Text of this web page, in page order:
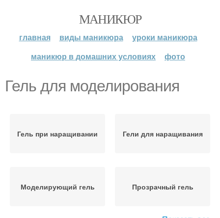
МАНИКЮР
главная виды маникюра
уроки маникюра
маникюр в домашних условиях
фото
Гель для моделирования
Гель при наращивании Гели для наращивания
Моделирующий гель Прозрачный гель